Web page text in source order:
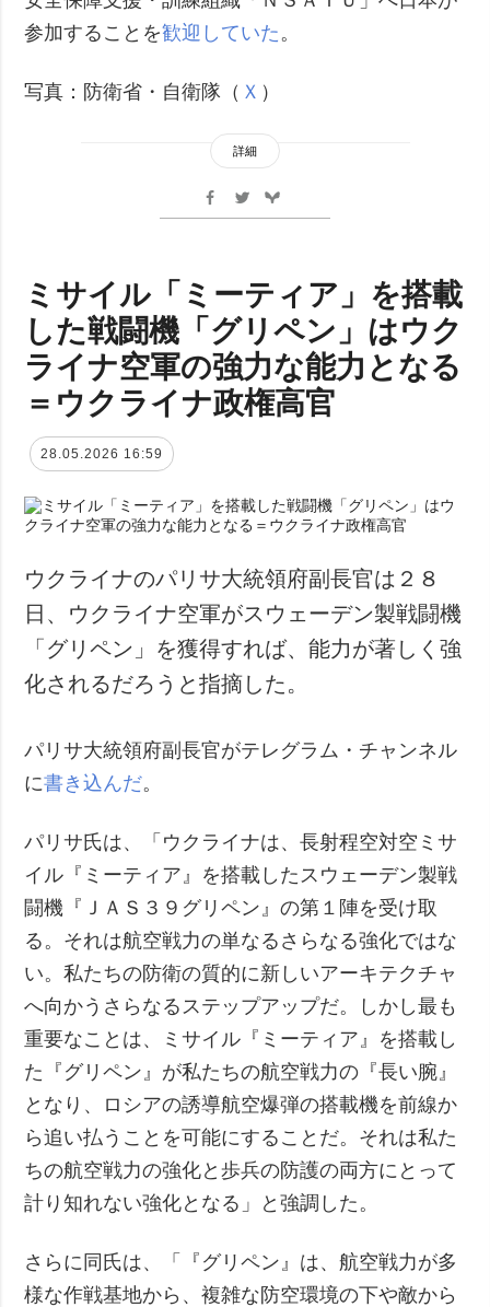
参加することを歓迎していた 。
写真：防衛省・自衛隊（ Ｘ ）
詳細
ミサイル「ミーティア」を搭載
した戦闘機「グリペン」はウク
ライナ空軍の強力な能力となる
＝ウクライナ政権高官
28.05.2026 16:59
ウクライナのパリサ大統領府副長官は２８
日、ウクライナ空軍がスウェーデン製戦闘機
「グリペン」を獲得すれば、能力が著しく強
化されるだろうと指摘した。
パリサ大統領府副長官がテレグラム・チャンネル
に書き込んだ。
パリサ氏は、「ウクライナは、長射程空対空ミサ
イル『ミーティア』を搭載したスウェーデン製戦
闘機『ＪＡＳ３９グリペン』の第１陣を受け取
る。それは航空戦力の単なるさらなる強化ではな
い。私たちの防衛の質的に新しいアーキテクチャ
へ向かうさらなるステップアップだ。しかし最も
重要なことは、ミサイル『ミーティア』を搭載し
た『グリペン』が私たちの航空戦力の『長い腕』
となり、ロシアの誘導航空爆弾の搭載機を前線か
ら追い払うことを可能にすることだ。それは私た
ちの航空戦力の強化と歩兵の防護の両方にとって
計り知れない強化となる」と強調した。
さらに同氏は、「『グリペン』は、航空戦力が多
様な作戦基地から、複雑な防空環境の下や敵から